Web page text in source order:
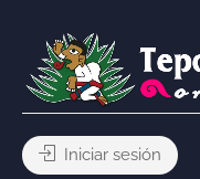
Iniciar sesión